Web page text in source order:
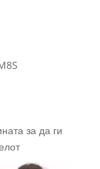
за да ги